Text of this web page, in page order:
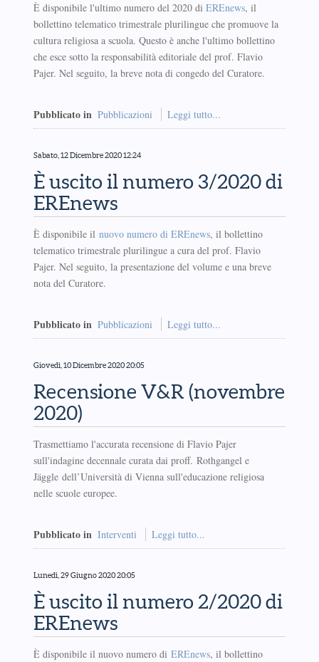
È disponibile l'ultimo numero del 2020 di EREnews, il
bollettino telematico trimestrale plurilingue che promuove la
cultura religiosa a scuola. Questo è anche l'ultimo bollettino
che esce sotto la responsabilità editoriale del prof. Flavio
Pajer. Nel seguito, la breve nota di congedo del Curatore.
Pubblicato in Pubblicazioni Leggi tutto...
Sabato, 12 Dicembre 2020 12:24
È uscito il numero 3/2020 di
EREnews
È disponibile il nuovo numero di EREnews, il bollettino
telematico trimestrale plurilingue a cura del prof. Flavio
Pajer. Nel seguito, la presentazione del volume e una breve
nota del Curatore.
Pubblicato in Pubblicazioni Leggi tutto...
Giovedì, 10 Dicembre 2020 20:05
Recensione V&R (novembre
2020)
Trasmettiamo l'accurata recensione di Flavio Pajer
sull'indagine decennale curata dai proff. Rothgangel e
Jäggle dell’Università di Vienna sull'educazione religiosa
nelle scuole europee.
Pubblicato in Interventi Leggi tutto...
Lunedì, 29 Giugno 2020 20:05
È uscito il numero 2/2020 di
EREnews
È disponibile il nuovo numero di EREnews, il bollettino